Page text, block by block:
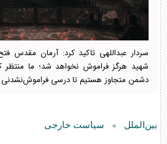
سردار عبداللهی تاکید کرد: آرمان مقدس
شهید هرگز فراموش نخواهد شد؛ ما
دشمن متجاوز هستیم تا درسی فراموش‌نشدنی
بین‌الملل » سیاست خارجی